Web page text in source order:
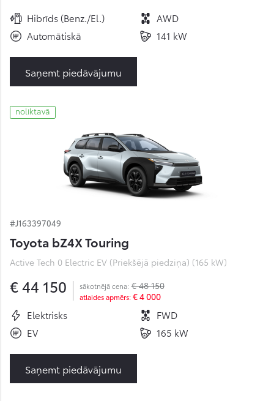
Hibrīds (Benz./El.)
AWD
Automātiskā
141 kW
Saņemt piedāvājumu
noliktavā
#J163397049
Toyota bZ4X Touring
Active Tech 0 Electric EV (Priekšējā piedziņa) (165 kW)
€ 44 150 sākotnējā cena: € 48 150
atlaides apmērs: € 4 000
Elektrisks
FWD
EV
165 kW
Saņemt piedāvājumu